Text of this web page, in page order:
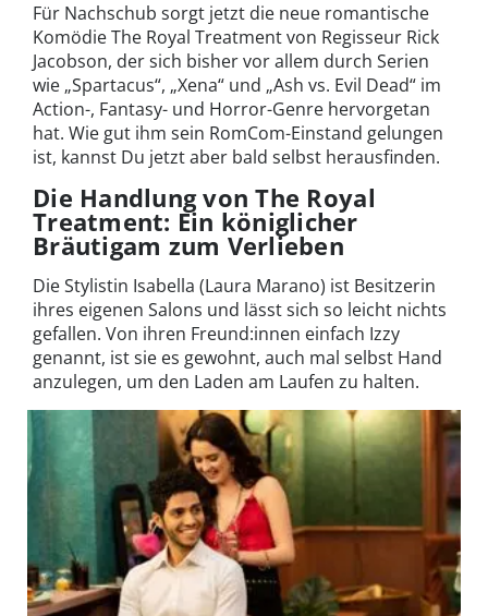
Für Nachschub sorgt jetzt die neue romantische
Komödie The Royal Treatment von Regisseur Rick
Jacobson, der sich bisher vor allem durch Serien
wie „Spartacus“, „Xena“ und „Ash vs. Evil Dead“ im
Action-, Fantasy- und Horror-Genre hervorgetan
hat. Wie gut ihm sein RomCom-Einstand gelungen
ist, kannst Du jetzt aber bald selbst herausfinden.
Die Handlung von The Royal
Treatment: Ein königlicher
Bräutigam zum Verlieben
Die Stylistin Isabella (Laura Marano) ist Besitzerin
ihres eigenen Salons und lässt sich so leicht nichts
gefallen. Von ihren Freund:innen einfach Izzy
genannt, ist sie es gewohnt, auch mal selbst Hand
anzulegen, um den Laden am Laufen zu halten.